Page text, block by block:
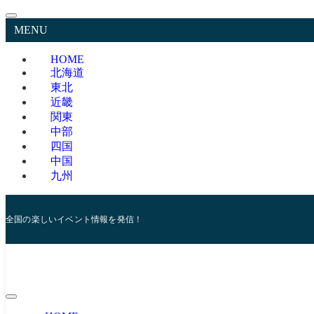
MENU
HOME
北海道
東北
近畿
関東
中部
四国
中国
九州
全国の楽しいイベント情報を発信！